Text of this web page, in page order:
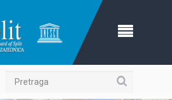
Pretraga